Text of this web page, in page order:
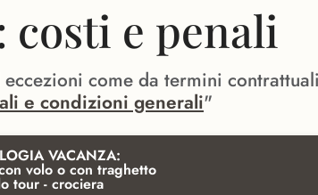
costi e penali
come da termini contrattuali
e condizioni generali"
VACANZA:
volo o con traghetto
tour - crociera